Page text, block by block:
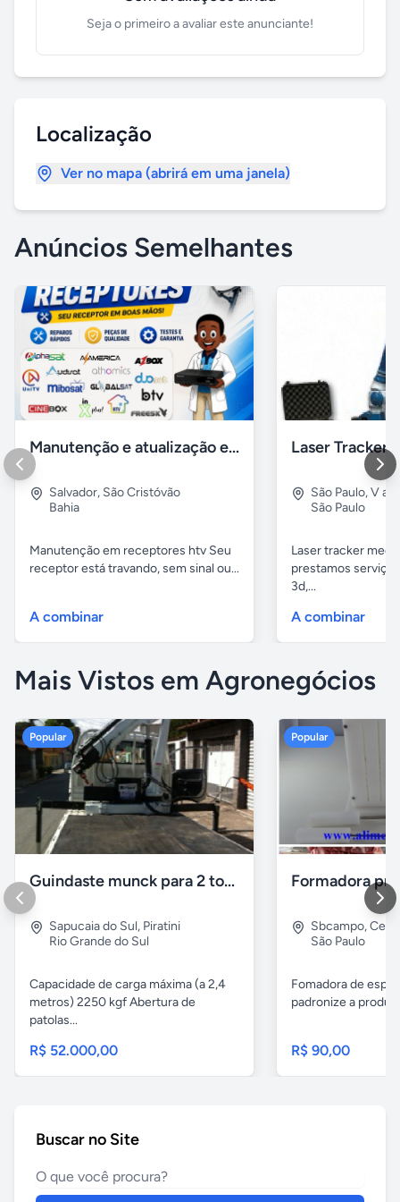
Seja o primeiro a avaliar este anunciante!
Localização
Ver no mapa (abrirá em uma janela)
Anúncios Semelhantes
Manutenção e atualização em receptores Htv em Salvador Ba
Salvador, São Cristóvão
Bahia
Manutenção em receptores htv Seu
receptor está travando, sem sinal ou...
A combinar
São Paulo,V
São Paulo
Laser tracker
prestamos
3d,...
A combinar
Mais Vistos em Agronegócios
Popular
Guindaste munck para 2 toneladas
Sapucaia do Sul, Piratini
Rio Grande do Sul
Capacidade de carga máxima (a 2,4
metros) 2250 kgf Abertura de
patolas...
R$ 52.000,00
Popular
Sbcampo,
São Paulo
Fomadora de
padronize a
R$ 90,00
Buscar no Site